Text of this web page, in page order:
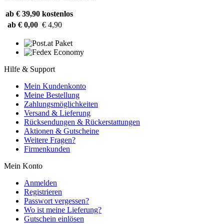
ab € 39,90 kostenlos
ab € 0,00 € 4,90
Hilfe & Support
Mein Kundenkonto
Meine Bestellung
Zahlungsmöglichkeiten
Versand & Lieferung
Rücksendungen & Rückerstattungen
Aktionen & Gutscheine
Weitere Fragen?
Firmenkunden
Mein Konto
Anmelden
Registrieren
Passwort vergessen?
Wo ist meine Lieferung?
Gutschein einlösen